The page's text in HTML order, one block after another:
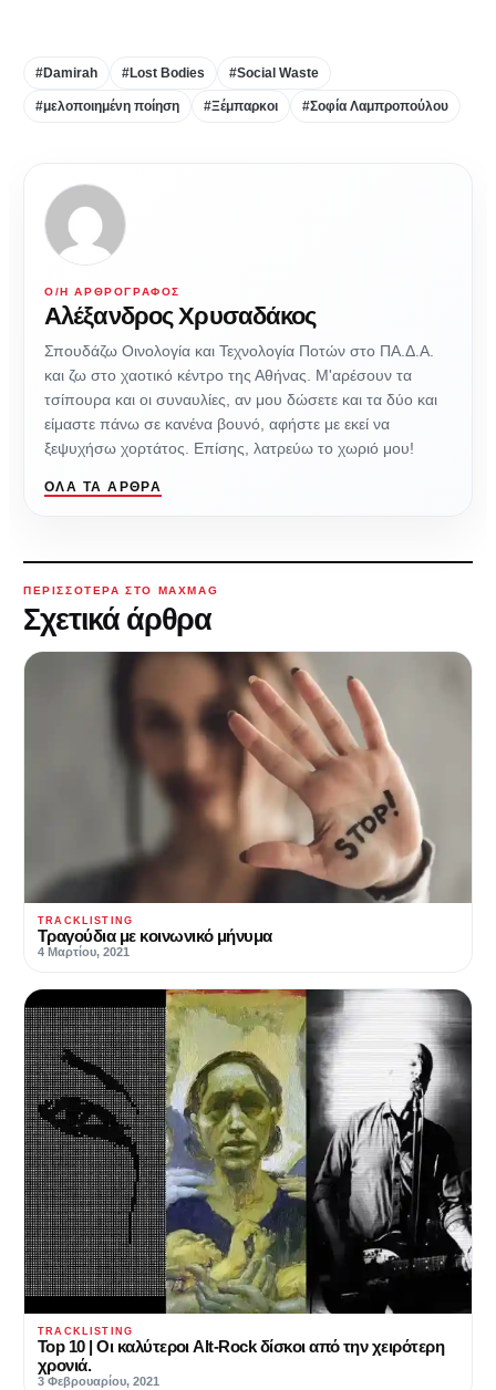
#Damirah #Lost Bodies #Social Waste
#μελοποιημένη ποίηση #Ξέμπαρκοι #Σοφία Λαμπροπούλου
Ο/Η ΑΡΘΡΟΓΡΆΦΟΣ
Αλέξανδρος Χρυσαδάκος
Σπουδάζω Οινολογία και Τεχνολογία Ποτών στο ΠΑ.Δ.Α.
και ζω στο χαοτικό κέντρο της Αθήνας. Μ'αρέσουν τα
τσίπουρα και οι συναυλίες, αν μου δώσετε και τα δύο και
είμαστε πάνω σε κανένα βουνό, αφήστε με εκεί να
ξεψυχήσω χορτάτος. Επίσης, λατρεύω το χωριό μου!
ΌΛΑ ΤΑ ΆΡΘΡΑ
ΠΕΡΙΣΣΌΤΕΡΑ ΣΤΟ MAXMAG
Σχετικά άρθρα
TRACKLISTING
Τραγούδια με κοινωνικό μήνυμα
4 Μαρτίου, 2021
TRACKLISTING
Top 10 | Οι καλύτεροι Alt-Rock δίσκοι από την χειρότερη
χρονιά.
3 Φεβρουαρίου, 2021